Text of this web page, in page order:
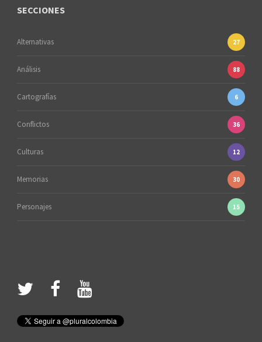
SECCIONES
Alternativas 27
Análisis 88
Cartografías 6
Conflictos 36
Culturas 12
Memorias 30
Personajes 15